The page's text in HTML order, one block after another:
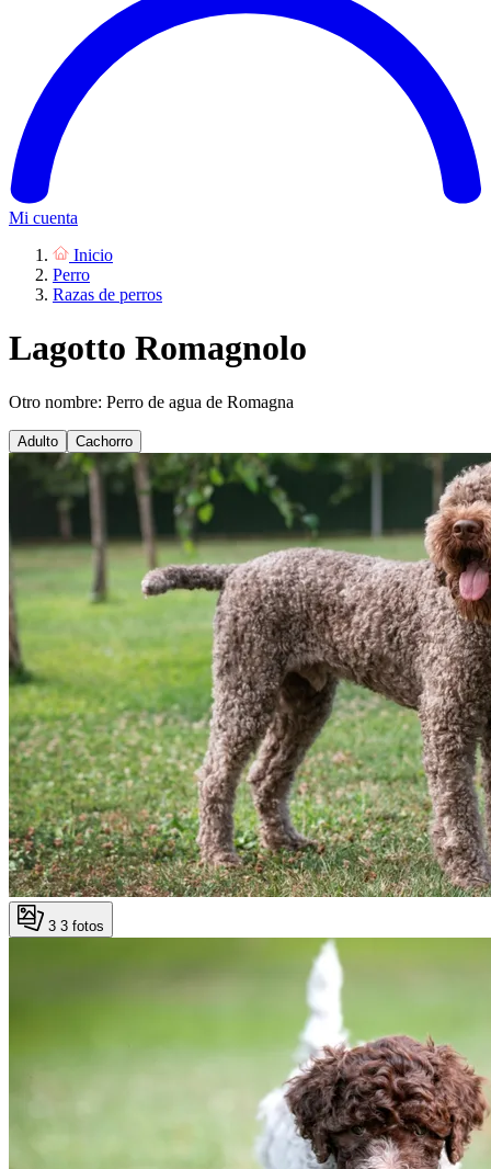
Mi cuenta
Inicio
Perro
Razas de perros
Lagotto Romagnolo
Otro nombre: Perro de agua de Romagna
Adulto Cachorro
3 3 fotos